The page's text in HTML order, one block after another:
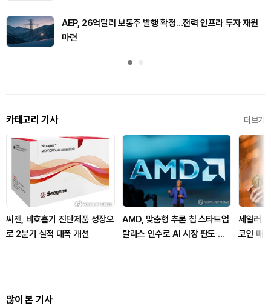
AEP, 26억달러 보통주 발행 확정…전력 인프라 투자 재원
마련
카테고리 기사 더보기
씨젠, 비호흡기 진단제품 성장으
로 2분기 실적 대폭 개선
AMD, 맞춤형 추론 칩 스타트업
탈라스 인수로 AI 시장 판도 변
세일러
코인 매
많이 본 기사